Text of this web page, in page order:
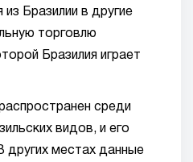
из Бразилии в другие
торговлю
Бразилия играет
среди
видов, и его
других местах данные